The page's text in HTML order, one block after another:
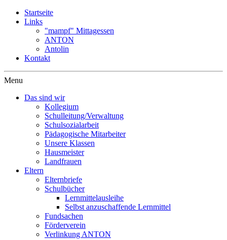
Startseite
Links
"mampf" Mittagessen
ANTON
Antolin
Kontakt
Menu
Das sind wir
Kollegium
Schulleitung/Verwaltung
Schulsozialarbeit
Pädagogische Mitarbeiter
Unsere Klassen
Hausmeister
Landfrauen
Eltern
Elternbriefe
Schulbücher
Lernmittelausleihe
Selbst anzuschaffende Lernmittel
Fundsachen
Förderverein
Verlinkung ANTON